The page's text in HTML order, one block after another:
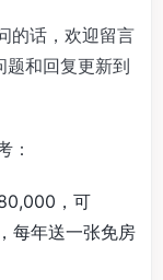
的话，欢迎留言
和回复更新到
：
80,000，可
每年送一张免房